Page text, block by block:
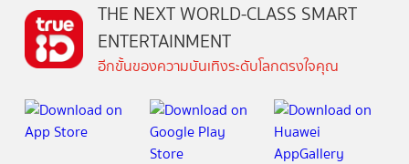
THE NEXT WORLD-CLASS SMART
ENTERTAINMENT
อีกขั้นของความบันเทิงระดับโลกตรงใจคุณ